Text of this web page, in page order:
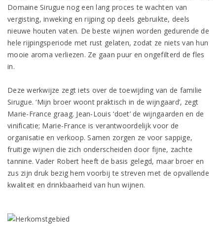
Domaine Sirugue nog een lang proces te wachten van
vergisting, inweking en rijping op deels gebruikte, deels
nieuwe houten vaten. De beste wijnen worden gedurende de
hele rijpingsperiode met rust gelaten, zodat ze niets van hun
mooie aroma verliezen. Ze gaan puur en ongefilterd de fles
in.
Deze werkwijze zegt iets over de toewijding van de familie
Sirugue. ‘Mijn broer woont praktisch in de wijngaard’, zegt
Marie-France graag. Jean-Louis ‘doet’ de wijngaarden en de
vinificatie; Marie-France is verantwoordelijk voor de
organisatie en verkoop. Samen zorgen ze voor sappige,
fruitige wijnen die zich onderscheiden door fijne, zachte
tannine. Vader Robert heeft de basis gelegd, maar broer en
zus zijn druk bezig hem voorbij te streven met de opvallende
kwaliteit en drinkbaarheid van hun wijnen.